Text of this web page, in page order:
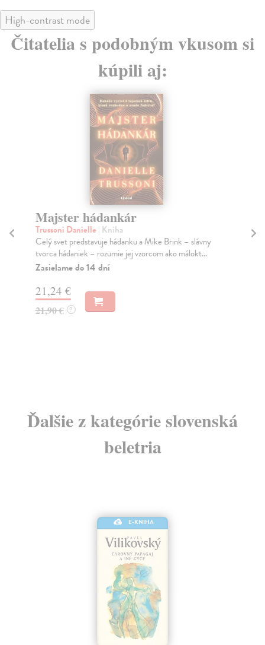
High-contrast mode
Čitatelia s podobným vkusom si
kúpili aj:
Majster hádankár
Trussoni Danielle | Kniha
Celý svet predstavuje hádanku a Mike Brink – slávny
tvorca hádaniek – rozumie jej vzorcom ako málokt...
Zasielame do 14 dní
21,24 €
21,90 € ?
Ďalšie z kategórie slovenská
beletria
E-KNIHA